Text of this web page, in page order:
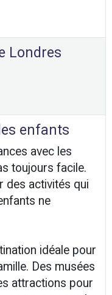
Londres
enfants
avec les
toujours facile.
des activités qui
ne
idéale pour
Des musées
attractions pour